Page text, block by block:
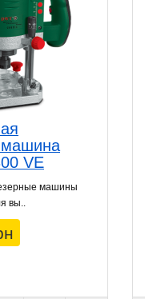
VE
машины
вы..